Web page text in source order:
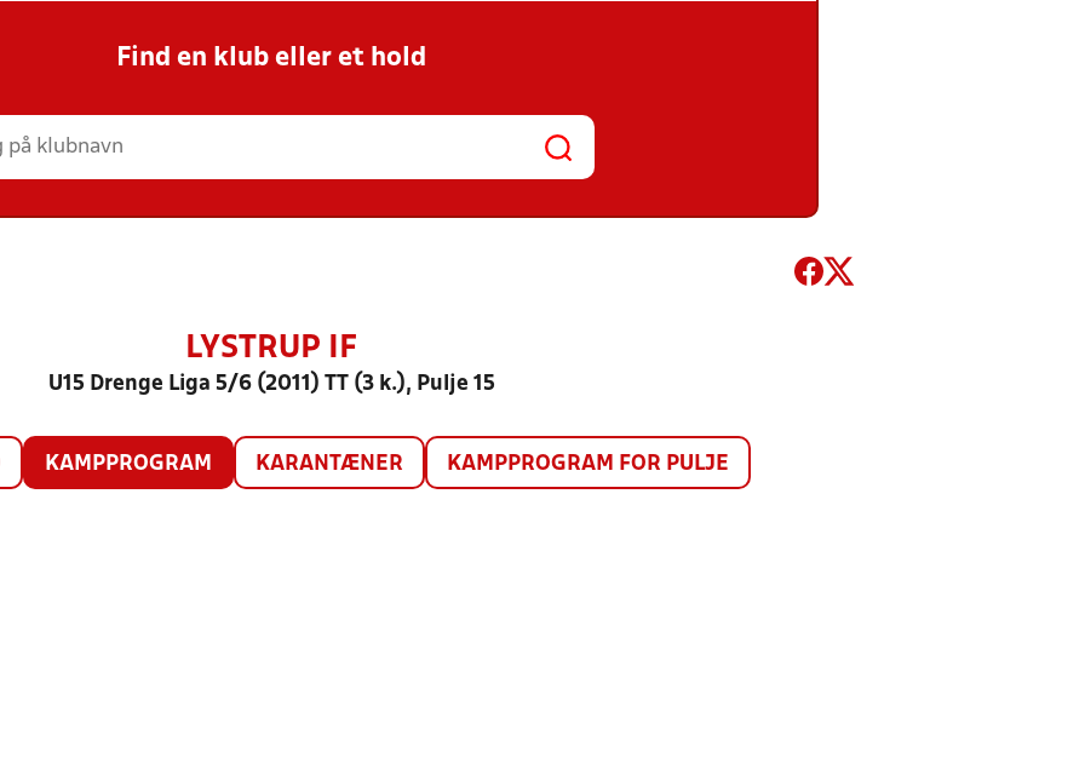
Find en klub eller et hold
LYSTRUP IF
U15 Drenge Liga 5/6 (2011) TT (3 k.), Pulje 15
KAMPPROGRAM KARANTÆNER KAMPPROGRAM FOR PULJE